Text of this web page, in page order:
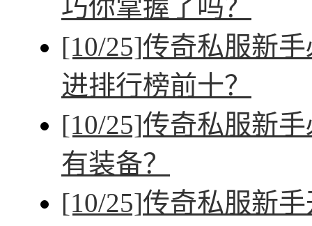
巧你掌握了吗？
[10/25]传奇私服新
进排行榜前十？
[10/25]传奇私服新
有装备？
[10/25]传奇私服新